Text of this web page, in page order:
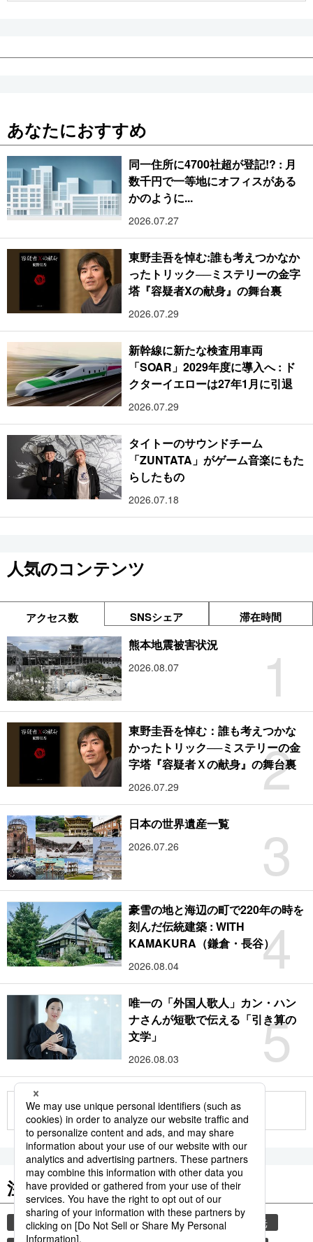
あなたにおすすめ
同一住所に4700社超が登記!? : 月
数千円で一等地にオフィスがある
かのように...
2026.07.27
東野圭吾を悼む:誰も考えつかなか
ったトリック──ミステリーの金字
塔『容疑者Xの献身』の舞台裏
2026.07.29
新幹線に新たな検査用車両
「SOAR」2029年度に導入へ : ド
クターイエローは27年1月に引退
2026.07.29
タイトーのサウンドチーム
「ZUNTATA」がゲーム音楽にもた
らしたもの
2026.07.18
人気のコンテンツ
アクセス数 SNSシェア 滞在時間
1
熊本地震被害状況
2026.08.07
2
東野圭吾を悼む：誰も考えつかな
かったトリック──ミステリーの金
字塔『容疑者Ｘの献身』の舞台裏
2026.07.29
3
日本の世界遺産一覧
2026.07.26
4
豪雪の地と海辺の町で220年の時を
刻んだ伝統建築 : WITH
KAMAKURA（鎌倉・長谷）
2026.08.04
5
唯一の「外国人歌人」カン・ハン
ナさんが短歌で伝える「引き算の
文学」
2026.08.03
もっと見る
注目のキーワード
共同通信ニュース 気象・災害 災害
観光